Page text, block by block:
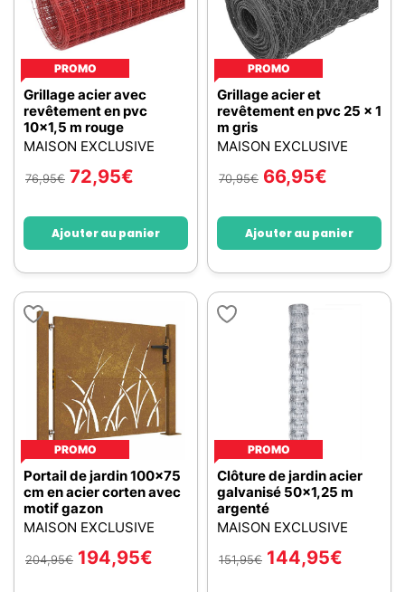
PROMO
Grillage acier avec
revêtement en pvc
10x1,5 m rouge
MAISON EXCLUSIVE
76,95€ 72,95€
Ajouter au panier
PROMO
Grillage acier et
revêtement en pvc 25 x 1
m gris
MAISON EXCLUSIVE
70,95€ 66,95€
Ajouter au panier
PROMO
Portail de jardin 100x75
cm en acier corten avec
motif gazon
MAISON EXCLUSIVE
204,95€ 194,95€
PROMO
Clôture de jardin acier
galvanisé 50x1,25 m
argenté
MAISON EXCLUSIVE
151,95€ 144,95€